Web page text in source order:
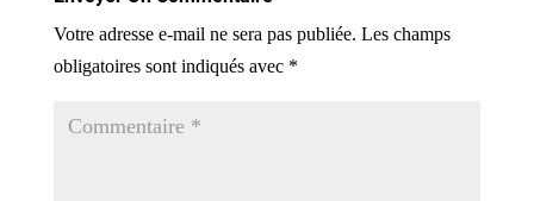
Votre adresse e-mail ne sera pas publiée. Les champs
obligatoires sont indiqués avec *